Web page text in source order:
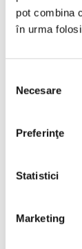
pot combina
în urma
consimțământului
Necesare
Preferinţe
Statistici
Marketing
Limba
Project